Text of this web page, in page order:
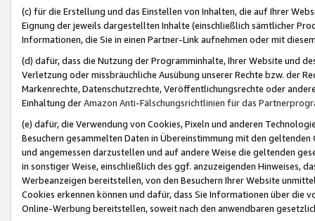
(c) für die Erstellung und das Einstellen von Inhalten, die auf Ihrer
Eignung der jeweils dargestellten Inhalte (einschließlich sämtlicher
Informationen, die Sie in einen Partner-Link aufnehmen oder mit
(d) dafür, dass die Nutzung der Programminhalte, Ihrer Website und
Verletzung oder missbräuchliche Ausübung unserer Rechte bzw. der
Markenrechte, Datenschutzrechte, Veröffentlichungsrechte oder
Einhaltung derAmazon Anti-Fälschungsrichtlinien für das
(e) dafür, die Verwendung von Cookies, Pixeln und anderen
Besuchern gesammelten Daten in Übereinstimmung mit den
und angemessen darzustellen und auf andere Weise die geltenden
in sonstiger Weise, einschließlich des ggf. anzuzeigenden Hinweises,
Werbeanzeigen bereitstellen, von den Besuchern Ihrer Website
Cookies erkennen können und dafür, dass Sie Informationen über die
Online-Werbung bereitstellen, soweit nach den anwendbaren